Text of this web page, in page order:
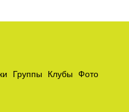
Группы Клубы
Фото